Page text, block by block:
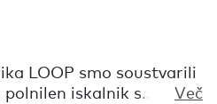
LOOP smo soustvarili
polnilen iskalnik s
Več